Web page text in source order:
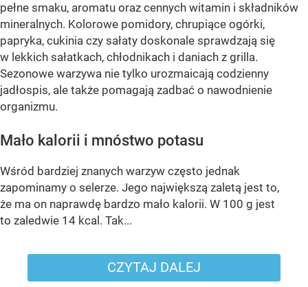
pełne smaku, aromatu oraz cennych witamin i składników
mineralnych. Kolorowe pomidory, chrupiące ogórki,
papryka, cukinia czy sałaty doskonale sprawdzają się
w lekkich sałatkach, chłodnikach i daniach z grilla.
Sezonowe warzywa nie tylko urozmaicają codzienny
jadłospis, ale także pomagają zadbać o nawodnienie
organizmu.
Mało kalorii i mnóstwo potasu
Wśród bardziej znanych warzyw często jednak
zapominamy o selerze. Jego największą zaletą jest to,
że ma on naprawdę bardzo mało kalorii. W 100 g jest
to zaledwie 14 kcal. Tak...
CZYTAJ DALEJ